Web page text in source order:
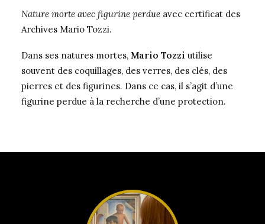
Nature morte avec figurine perdue avec certificat des
Archives Mario Tozzi.
Dans ses natures mortes, Mario Tozzi utilise
souvent des coquillages, des verres, des clés, des
pierres et des figurines. Dans ce cas, il s’agit d’une
figurine perdue à la recherche d’une protection.